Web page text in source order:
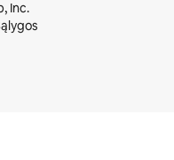
Inc.